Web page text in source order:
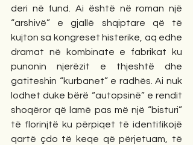
deri në fund. Ai është në roman një
“arshivë” e gjallë shqiptare që të
kujton sa kongreset histerike, aq edhe
dramat në kombinate e fabrikat ku
punonin njerëzit e thjeshtë dhe
gatiteshin “kurbanet” e radhës. Ai nuk
lodhet duke bërë “autopsinë” e rendit
shoqëror që lamë pas më një “bisturi”
të florinjtë ku përpiqet të identifikojë
qartë çdo të keqe që përjetuam, të